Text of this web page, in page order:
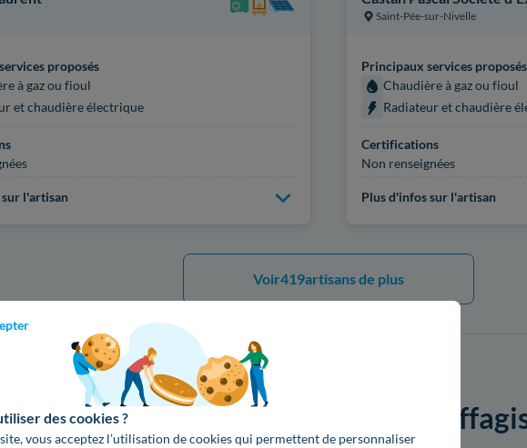
des cookies ?
vous acceptez l’utilisation de cookies qui permettent de personnaliser
proposés
à gaz ou fioul
et chaudière électrique
l'artisan
Saint-Pée-sur-Nivelle
Principaux services proposés
Chaudière à gaz ou fioul
Radiateur et chaudière
Certifications
Non renseignées
Plus d'infos sur l'artisan
Voir419artisans de plus
Les services proposés par les